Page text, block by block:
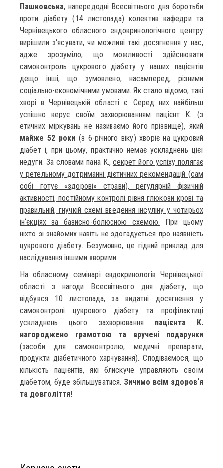
Пашковська, напередодні Всесвітнього дня боротьби
проти діабету (14 листопада) колектив кафедри та
Чернівецького обласного ендокринологічного центру
вирішили з‘ясувати, чи можливі такі досягнення у нас,
адже зрозуміло, що можливості здійснювати
самоконтроль цукрового діабету у наших пацієнтів
дещо інші, що зумовлено, насамперед, різними
соціально-економічними умовами. Як стало відомо, такі
хворі в Чернівецькій області є. Серед них найбільш
успішно керує своїм захворюванням пацієнт К. (з
етичних міркувань не називаємо його прізвище), який
майже 52 роки (з 6-річного віку) хворіє на цукровий
діабет і, при цьому, практично немає ускладнень цієї
недуги. За словами пана К., секрет його успіху полягає
у ретельному дотриманні дієтичних рекомендацій (сам
собі готує «здорові» страви), регулярній фізичній
активності, постійному контролі рівня глюкози крові та
правильній, гнучкій схемі введення інсуліну у чотирьох
ін‘єкціях за базисно-болюсною схемою. При цьому
ніхто зі знайомих навіть не здогадується про наявність
цукрового діабету. Безумовно, це гідний приклад для
наслідування іншими хворими.
На обласному семінарі ендокринологів Чернівецької
області з нагоди Всесвітнього дня діабету, що
відбувся 10 листопада, за видатні досягнення у
самоконтролі цукрового діабету та профілактиці
ускладнень цього захворювання пацієнта К.
нагороджено грамотою та вручені подарунки
(засоби для самоконтролю, медичні препарати,
продукти діабетичного харчування). Сподіваємося, що
кількість пацієнтів, які блискуче управляють своїм
діабетом, буде збільшуватися. Зичимо всім здоров‘я
та довголіття!